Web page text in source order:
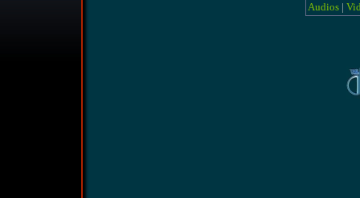
Audios|